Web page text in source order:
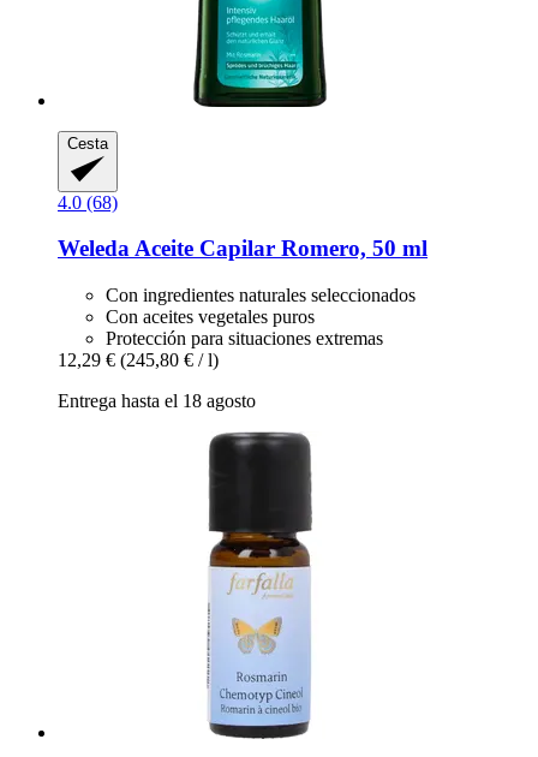
Cesta
4.0 (68)
WeledaAceite Capilar Romero, 50 ml
Con ingredientes naturales seleccionados
Con aceites vegetales puros
Protección para situaciones extremas
12,29 € (245,80 € / l)
Entrega hasta el 18 agosto